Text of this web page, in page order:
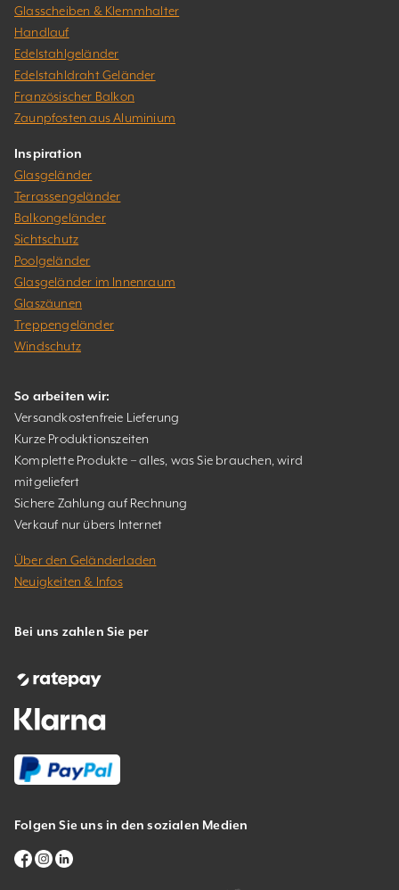
Glasscheiben & Klemmhalter
Handlauf
Edelstahlgeländer
Edelstahldraht Geländer
Französischer Balkon
Zaunpfosten aus Aluminium
Inspiration
Glasgeländer
Terrassengeländer
Balkongeländer
Sichtschutz
Poolgeländer
Glasgeländer im Innenraum
Glaszäunen
Treppengeländer
Windschutz
So arbeiten wir:
Versandkostenfreie Lieferung
Kurze Produktionszeiten
Komplette Produkte – alles, was Sie brauchen, wird
mitgeliefert
Sichere Zahlung auf Rechnung
Verkauf nur übers Internet
Über den Geländerladen
Neuigkeiten & Infos
Bei uns zahlen Sie per
Folgen Sie uns in den sozialen Medien